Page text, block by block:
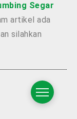
Segar
artikel ada
silahkan